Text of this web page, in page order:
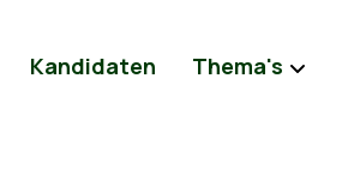
Kandidaten Thema's